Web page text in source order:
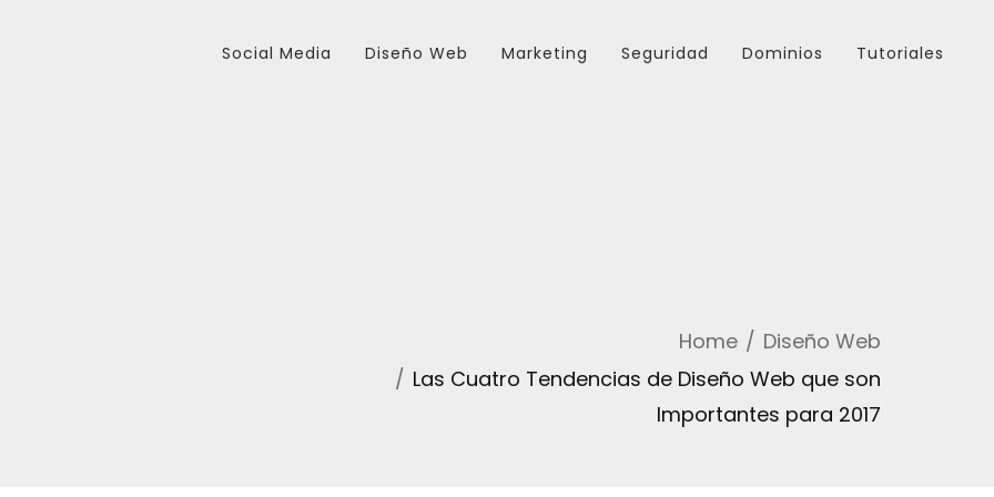
Social Media Diseño Web Marketing Seguridad Dominios Tutoriales
Home
Diseño Web
Las Cuatro Tendencias de Diseño Web que son
Importantes para 2017